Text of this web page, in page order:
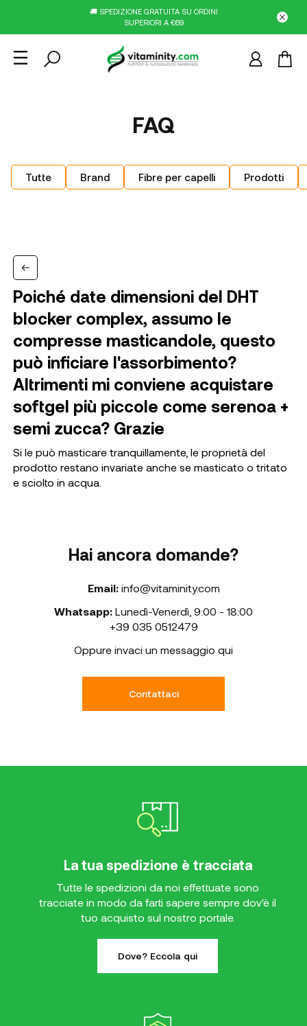
🚚 SPEDIZIONE GRATUITA SU ORDINI
SUPERIORI A €69
FAQ
Tutte Brand Fibre per capelli Prodotti
Poiché date dimensioni del DHT
blocker complex, assumo le
compresse masticandole, questo
può inficiare l'assorbimento?
Altrimenti mi conviene acquistare
softgel più piccole come serenoa +
semi zucca? Grazie
Si le può masticare tranquillamente, le proprietà del
prodotto restano invariate anche se masticato o tritato
e sciolto in acqua.
Hai ancora domande?
Email: info@vitaminity.com
Whatsapp: Lunedì-Venerdì 9:00 - 18:00
+39 035 0512479
Oppure invaci un messaggio qui
Contattaci
La tua spedizione è tracciata
Tutte le spedizioni da noi effettuate sono
tracciate in modo da farti sapere sempre dov'è il
tuo acquisto sul nostro portale.
Dove? Eccola qui